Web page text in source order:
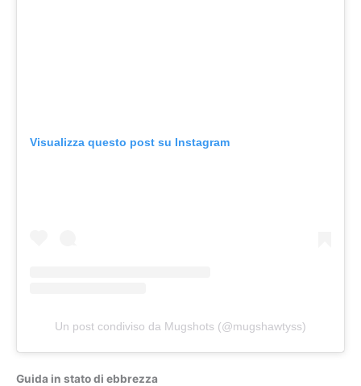
Visualizza questo post su Instagram
Un post condiviso da Mugshots (@mugshawtyss)
Guida in stato di ebbrezza